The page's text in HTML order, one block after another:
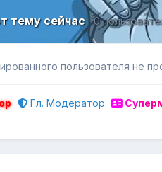
тему сейчас0
пользователя не
Гл. Модератор